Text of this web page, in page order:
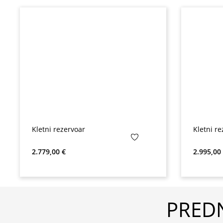
Kletni rezervoar
Redna cena:
2.779,00 €
Kletni
Redna
2.995,00